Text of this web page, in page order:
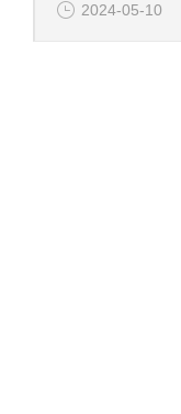
2024-05-10